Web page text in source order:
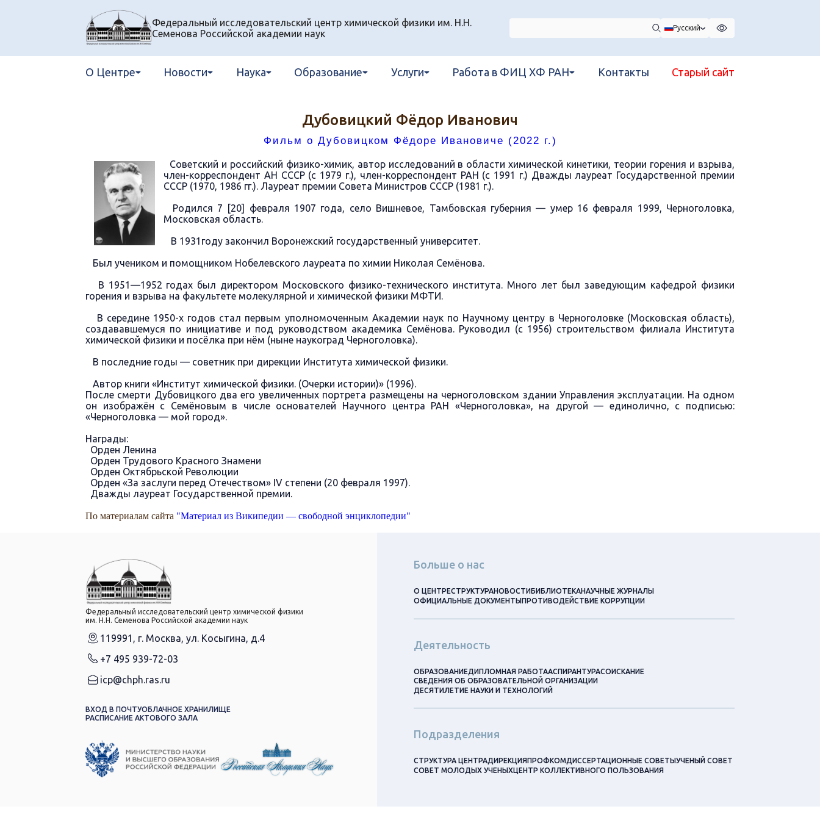
Федеральный исследовательский центр химической физики им. Н.Н.
Семенова Российской академии наук
Русский
О Центре Новости Наука Образование Услуги Работа в ФИЦ ХФ РАН Контакты Старый сайт
Дубовицкий Фёдор Иванович
Фильм о Дубовицком Фёдоре Ивановиче (2022 г.)
Советский и российский физико-химик, автор исследований в области химической кинетики, теории горения и взрыва,
член-корреспондент АН СССР (с 1979 г.), член-корреспондент РАН (с 1991 г.) Дважды лауреат Государственной премии
СССР (1970, 1986 гг.). Лауреат премии Совета Министров СССР (1981 г.).
Родился 7 [20] февраля 1907 года, село Вишневое, Тамбовская губерния — умер 16 февраля 1999, Черноголовка,
Московская область.
В 1931году закончил Воронежский государственный университет.
Был учеником и помощником Нобелевского лауреата по химии Николая Семёнова.
В 1951—1952 годах был директором Московского физико-технического института. Много лет был заведующим кафедрой физики
горения и взрыва на факультете молекулярной и химической физики МФТИ.
В середине 1950-х годов стал первым уполномоченным Академии наук по Научному центру в Черноголовке (Московская область),
создававшемуся по инициативе и под руководством академика Семёнова. Руководил (с 1956) строительством филиала Института
химической физики и посёлка при нём (ныне наукоград Черноголовка).
В последние годы — советник при дирекции Института химической физики.
Автор книги «Институт химической физики. (Очерки истории)» (1996).
После смерти Дубовицкого два его увеличенных портрета размещены на черноголовском здании Управления эксплуатации. На одном
он изображён с Семёновым в числе основателей Научного центра РАН «Черноголовка», на другой — единолично, с подписью:
«Черноголовка — мой город».
Награды:
Орден Ленина
Орден Трудового Красного Знамени
Орден Октябрьской Революции
Орден «За заслуги перед Отечеством» IV степени (20 февраля 1997).
Дважды лауреат Государственной премии.
По материалам сайта "Материал из Википедии — свободной энциклопедии"
Федеральный исследовательский центр химической физики
им. Н.Н. Семенова Российской академии наук
119991, г. Москва, ул. Косыгина, д.4
+7 495 939-72-03
icp@chph.ras.ru
ВХОД В ПОЧТУОБЛАЧНОЕ ХРАНИЛИЩЕ
РАСПИСАНИЕ АКТОВОГО ЗАЛА
Больше о нас
О ЦЕНТРЕСТРУКТУРАНОВОСТИБИБЛИОТЕКАНАУЧНЫЕ ЖУРНАЛЫ
ОФИЦИАЛЬНЫЕ ДОКУМЕНТЫПРОТИВОДЕЙСТВИЕ КОРРУПЦИИ
Деятельность
ОБРАЗОВАНИЕДИПЛОМНАЯ РАБОТААСПИРАНТУРАСОИСКАНИЕ
СВЕДЕНИЯ ОБ ОБРАЗОВАТЕЛЬНОЙ ОРГАНИЗАЦИИ
ДЕСЯТИЛЕТИЕ НАУКИ И ТЕХНОЛОГИЙ
Подразделения
СТРУКТУРА ЦЕНТРАДИРЕКЦИЯПРОФКОМДИССЕРТАЦИОННЫЕ СОВЕТЫУЧЕНЫЙ СОВЕТ
СОВЕТ МОЛОДЫХ УЧЕНЫХЦЕНТР КОЛЛЕКТИВНОГО ПОЛЬЗОВАНИЯ